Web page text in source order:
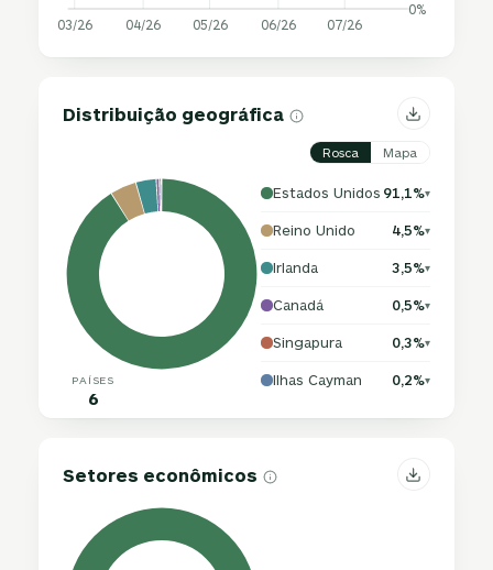
0%
03/26
04/26 05/26 06/26 07/26
Distribuição geográfica
Rosca Mapa
PAÍSES
6
Estados Unidos 91,1%▾
Reino Unido 4,5%▾
Irlanda 3,5%▾
Canadá 0,5%▾
Singapura 0,3%▾
Ilhas Cayman 0,2%▾
Setores econômicos